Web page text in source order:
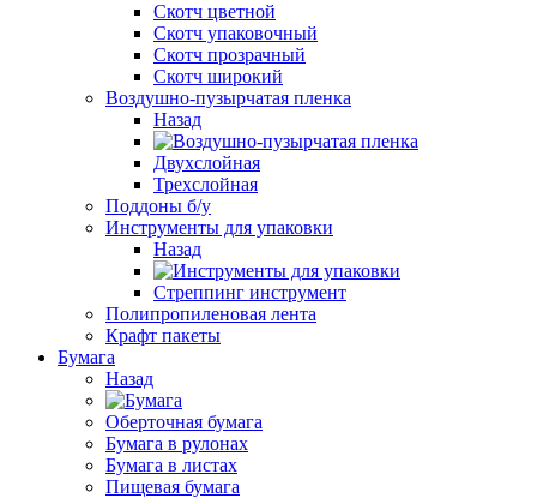
Cкотч цветной
Скотч упаковочный
Скотч прозрачный
Cкотч широкий
Воздушно-пузырчатая пленка
Назад
Двухслойная
Трехслойная
Поддоны б/у
Инструменты для упаковки
Назад
Стреппинг инструмент
Полипропиленовая лента
Крафт пакеты
Бумага
Назад
Оберточная бумага
Бумага в рулонах
Бумага в листах
Пищевая бумага